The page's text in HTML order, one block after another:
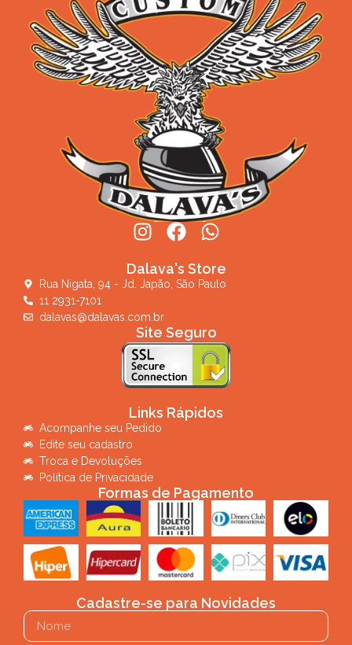
Dalava's Store
Rua Nigata, 94 - Jd. Japão, São Paulo
11 2931-7101
dalavas@dalavas.com.br
Site Seguro
Links Rápidos
Acompanhe seu Pedido
Edite seu cadastro
Troca e Devoluções
Política de Privacidade
Formas de Pagamento
Cadastre-se para Novidades